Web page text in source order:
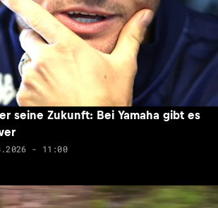
seine Zukunft: Bei Yamaha gibt es
- 11:00